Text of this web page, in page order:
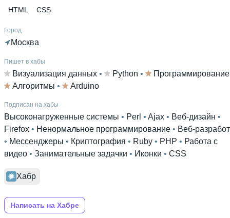
HTML
CSS
Город
Москва
Пишет в хабы
Визуализация данных • Python • Программирование
Алгоритмы • Arduino
Подписан на хабы
Высоконагруженные системы • Perl • Ajax • Веб-дизайн
Firefox • Ненормальное программирование • Веб-
• Мессенджеры • Криптография • Ruby • PHP • Работа с
видео • Занимательные задачки • Иконки • CSS
Хабр
Написать на Хабре